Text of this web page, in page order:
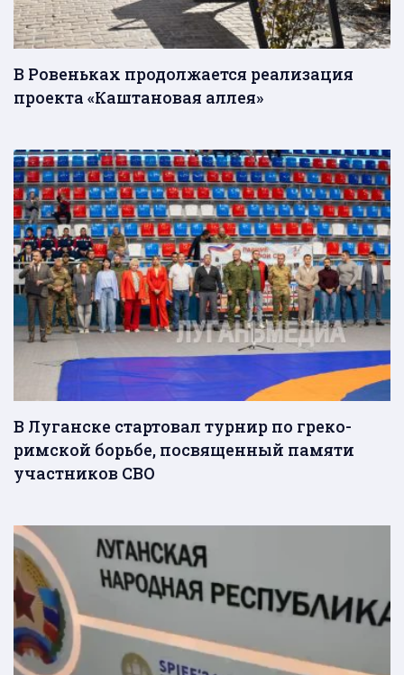
В Ровеньках продолжается реализация
проекта «Каштановая аллея»
В Луганске стартовал турнир по греко-
римской борьбе, посвященный памяти
участников СВО